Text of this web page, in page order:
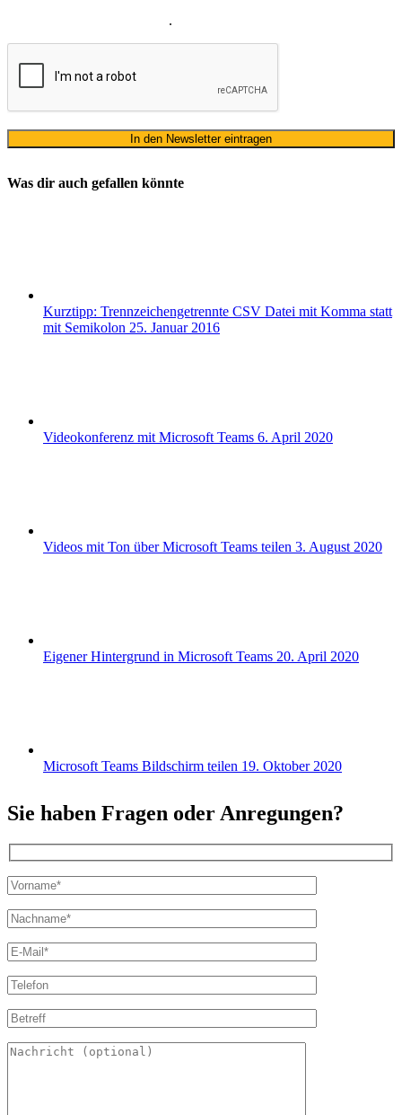
.
Was dir auch gefallen könnte
Kurztipp: Trennzeichengetrennte CSV Datei mit Komma statt
mit Semikolon 25. Januar 2016
Videokonferenz mit Microsoft Teams 6. April 2020
Videos mit Ton über Microsoft Teams teilen 3. August 2020
Eigener Hintergrund in Microsoft Teams 20. April 2020
Microsoft Teams Bildschirm teilen 19. Oktober 2020
Sie haben Fragen oder Anregungen?